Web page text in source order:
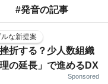
#発音の記事
な新提案
折する？少人数組織
の延長」で進めるDX
Sponsored